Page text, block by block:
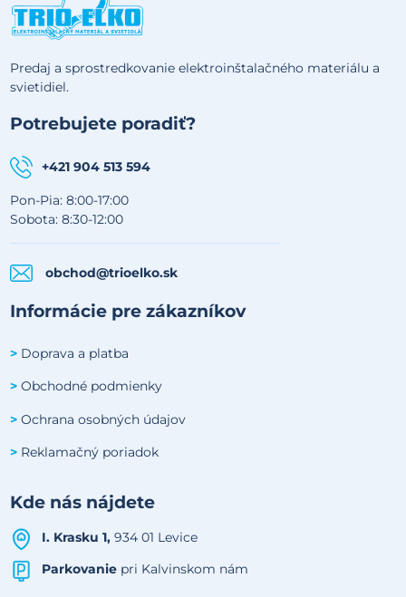
Predaj a sprostredkovanie elektroinštalačného materiálu a
svietidiel.
Potrebujete poradiť?
+421 904 513 594
Pon-Pia: 8:00-17:00
Sobota: 8:30-12:00
obchod@trioelko.sk
Informácie pre zákazníkov
> Doprava a platba
> Obchodné podmienky
> Ochrana osobných údajov
> Reklamačný poriadok
Kde nás nájdete
I. Krasku 1,934 01 Levice
Parkovanie pri Kalvinskom nám